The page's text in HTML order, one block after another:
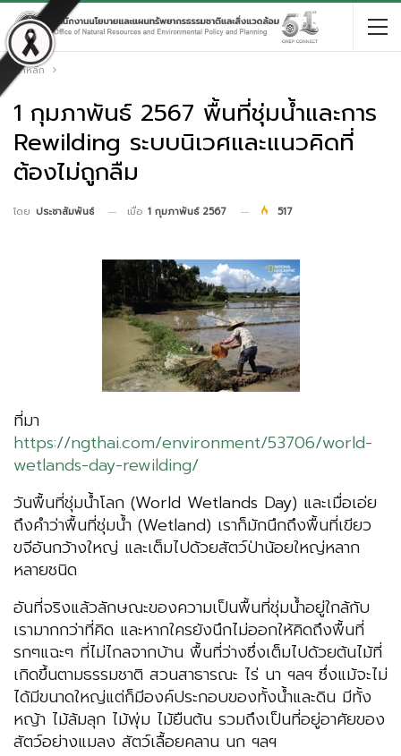
หน้าหลัก
1 กุมภาพันธ์ 2567 พื้นที่ชุ่มน้ำและการ
Rewilding ระบบนิเวศและแนวคิดที่
ต้องไม่ถูกลืม
โดย ประชาสัมพันธ์ เมื่อ 1 กุมภาพันธ์ 2567 517
ที่มา
https://ngthai.com/environment/53706/world-
wetlands-day-rewilding/
วันพื้นที่ชุ่มน้ำโลก (World Wetlands Day) และเมื่อเอ่ย
ถึงคำว่าพื้นที่ชุ่มน้ำ (Wetland) เราก็มักนึกถึงพื้นที่เขียว
ขจีอันกว้างใหญ่ และเต็มไปด้วยสัตว์ป่าน้อยใหญ่หลาก
หลายชนิด
อันที่จริงแล้วลักษณะของความเป็นพื้นที่ชุ่มน้ำอยู่ใกล้กับ
เรามากกว่าที่คิด และหากใครยังนึกไม่ออกให้คิดถึงพื้นที่
รกๆแฉะๆ ที่ไม่ไกลจากบ้าน พื้นที่ว่างซึ่งเต็มไปด้วยต้นไม้ที่
เกิดขึ้นตามธรรมชาติ สวนสาธารณะ ไร่ นา ฯลฯ ซึ่งแม้จะไม่
ได้มีขนาดใหญ่แต่ก็มีองค์ประกอบของทั้งน้ำและดิน มีทั้ง
หญ้า ไม้ล้มลุก ไม้พุ่ม ไม้ยืนต้น รวมถึงเป็นที่อยู่อาศัยของ
สัตว์อย่างแมลง สัตว์เลื้อยคลาน นก ฯลฯ